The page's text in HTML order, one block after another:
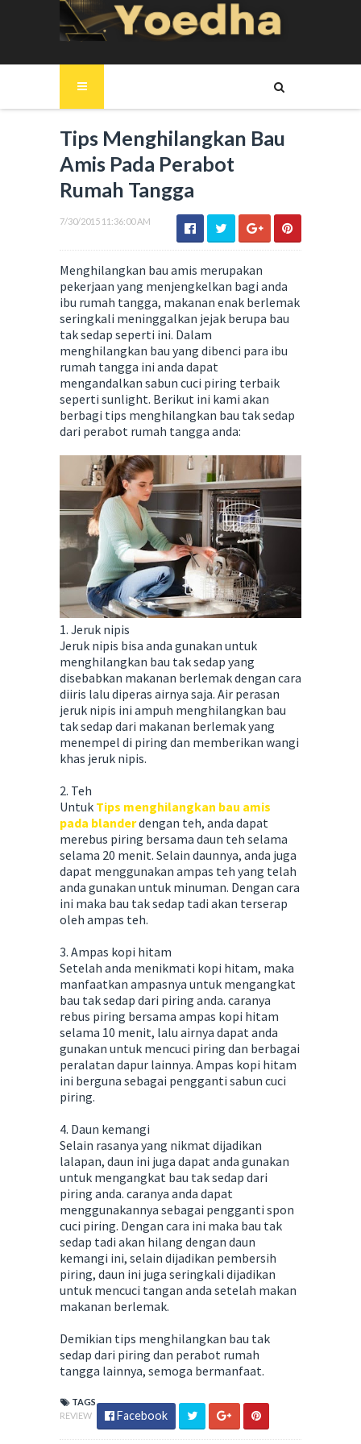
Tips Menghilangkan Bau
Amis Pada Perabot
Rumah Tangga
7/30/2015 11:36:00 AM
Menghilangkan bau amis merupakan
pekerjaan yang menjengkelkan bagi anda
ibu rumah tangga, makanan enak berlemak
seringkali meninggalkan jejak berupa bau
tak sedap seperti ini. Dalam
menghilangkan bau yang dibenci para ibu
rumah tangga ini anda dapat
mengandalkan sabun cuci piring terbaik
seperti sunlight. Berikut ini kami akan
berbagi tips menghilangkan bau tak sedap
dari perabot rumah tangga anda:
1. Jeruk nipis
Jeruk nipis bisa anda gunakan untuk
menghilangkan bau tak sedap yang
disebabkan makanan berlemak dengan cara
diiris lalu diperas airnya saja. Air perasan
jeruk nipis ini ampuh menghilangkan bau
tak sedap dari makanan berlemak yang
menempel di piring dan memberikan wangi
khas jeruk nipis.
2. Teh
Untuk Tips menghilangkan bau amis
pada blanderdengan teh, anda dapat
merebus piring bersama daun teh selama
selama 20 menit. Selain daunnya, anda juga
dapat menggunakan ampas teh yang telah
anda gunakan untuk minuman. Dengan cara
ini maka bau tak sedap tadi akan terserap
oleh ampas teh.
3. Ampas kopi hitam
Setelah anda menikmati kopi hitam, maka
manfaatkan ampasnya untuk mengangkat
bau tak sedap dari piring anda. caranya
rebus piring bersama ampas kopi hitam
selama 10 menit, lalu airnya dapat anda
gunakan untuk mencuci piring dan berbagai
peralatan dapur lainnya. Ampas kopi hitam
ini berguna sebagai pengganti sabun cuci
piring.
4. Daun kemangi
Selain rasanya yang nikmat dijadikan
lalapan, daun ini juga dapat anda gunakan
untuk mengangkat bau tak sedap dari
piring anda. caranya anda dapat
menggunakannya sebagai pengganti spon
cuci piring. Dengan cara ini maka bau tak
sedap tadi akan hilang dengan daun
kemangi ini, selain dijadikan pembersih
piring, daun ini juga seringkali dijadikan
untuk mencuci tangan anda setelah makan
makanan berlemak.
Demikian tips menghilangkan bau tak
sedap dari piring dan perabot rumah
tangga lainnya, semoga bermanfaat.
TAGS
REVIEW
Facebook